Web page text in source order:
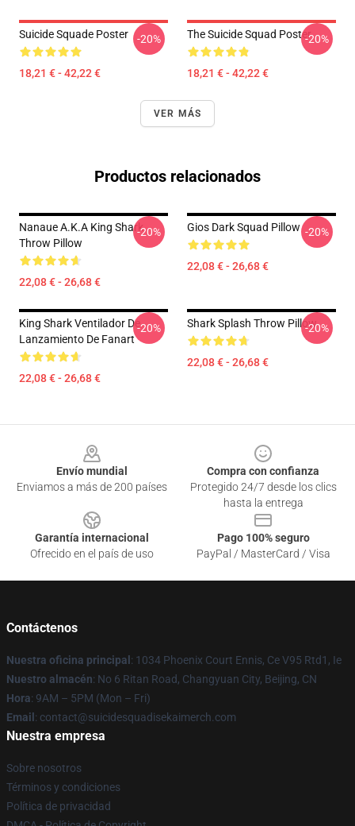
Suicide Squade Poster
18,21 € - 42,22 €
-20% The Suicide Squad Poster
18,21 € - 42,22 €
-20%
VER MÁS
Productos relacionados
Nanaue A.K.A King Shark
Throw Pillow
22,08 € - 26,68 €
-20% Gios Dark Squad Pillow
22,08 € - 26,68 €
-20%
King Shark Ventilador De
Lanzamiento De Fanart
22,08 € - 26,68 €
-20% Shark Splash Throw Pillow
22,08 € - 26,68 €
-20%
Envío mundial
Enviamos a más de 200 países
Compra con confianza
Protegido 24/7 desde los clics
hasta la entrega
Garantía internacional
Ofrecido en el país de uso
Pago 100% seguro
PayPal / MasterCard / Visa
Contáctenos
Nuestra oficina principal : 1034 Phoenix Court Ennis, Ce V95 Rtd1, Ie
Nuestro almacén: No 6 Ritan Road, Changyuan City, Beijing, CN
Hora: 9AM – 5PM (Mon – Fri)
Email : contact@suicidesquadisekaimerch.com
Nuestra empresa
Sobre nosotros
Términos y condiciones
Política de privacidad